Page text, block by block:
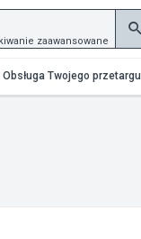
zaawansowane
Obsługa Twojego przetargu